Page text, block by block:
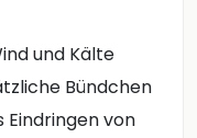
und Kälte
Bündchen
Eindringen von